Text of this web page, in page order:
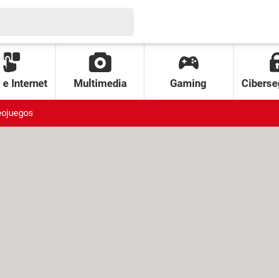
e Internet Multimedia Gaming